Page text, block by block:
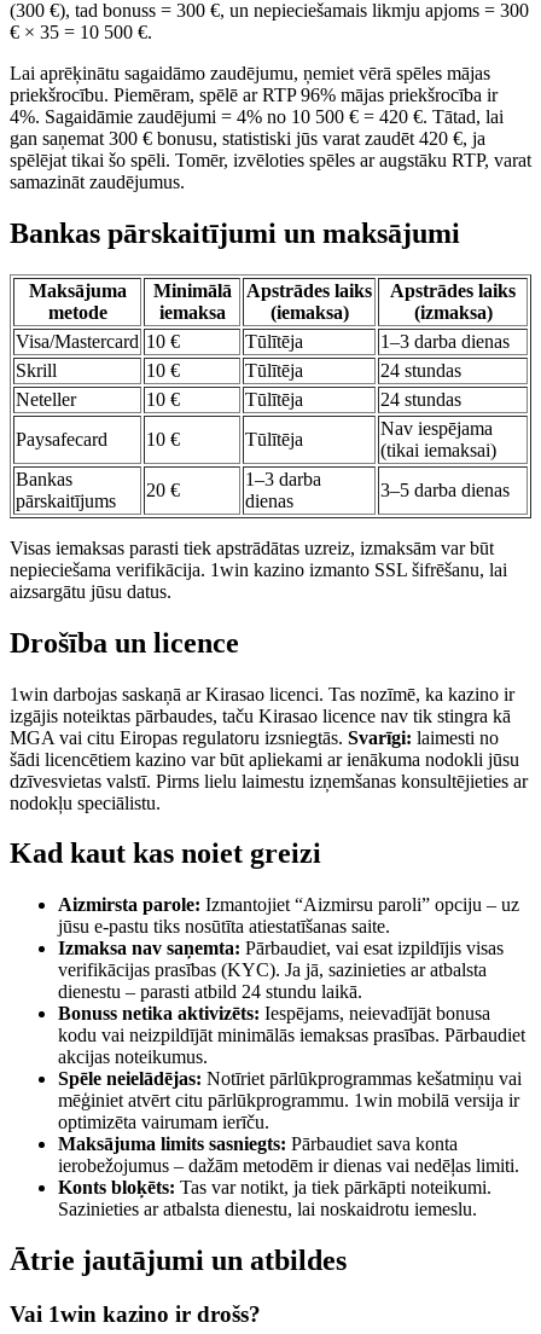
(300 €), tad bonuss = 300 €, un nepieciešamais likmju apjoms = 300
€ × 35 = 10 500 €.
Lai aprēķinātu sagaidāmo zaudējumu, ņemiet vērā spēles mājas
priekšrocību. Piemēram, spēlē ar RTP 96% mājas priekšrocība ir
4%. Sagaidāmie zaudējumi = 4% no 10 500 € = 420 €. Tātad, lai
gan saņemat 300 € bonusu, statistiski jūs varat zaudēt 420 €, ja
spēlējat tikai šo spēli. Tomēr, izvēloties spēles ar augstāku RTP, varat
samazināt zaudējumus.
Bankas pārskaitījumi un maksājumi
Maksājuma
metode
Minimālā
iemaksa
Apstrādes laiks
(iemaksa)
Apstrādes laiks
(izmaksa)
Visa/Mastercard 10 € Tūlītēja
1–3 darba dienas
Skrill
10 € Tūlītēja
24 stundas
Neteller
10 € Tūlītēja
24 stundas
Paysafecard
10 € Tūlītēja
Nav iespējama
(tikai iemaksai)
Bankas
pārskaitījums
20 €
1–3 darba
dienas
3–5 darba dienas
Visas iemaksas parasti tiek apstrādātas uzreiz, izmaksām var būt
nepieciešama verifikācija. 1win kazino izmanto SSL šifrēšanu, lai
aizsargātu jūsu datus.
Drošība un licence
1win darbojas saskaņā ar Kirasao licenci. Tas nozīmē, ka kazino ir
izgājis noteiktas pārbaudes, taču Kirasao licence nav tik stingra kā
MGA vai citu Eiropas regulatoru izsniegtās. Svarīgi: laimesti no
šādi licencētiem kazino var būt apliekami ar ienākuma nodokli jūsu
dzīvesvietas valstī. Pirms lielu laimestu izņemšanas konsultējieties ar
nodokļu speciālistu.
Kad kaut kas noiet greizi
Aizmirsta parole: Izmantojiet “Aizmirsu paroli” opciju – uz
jūsu e-pastu tiks nosūtīta atiestatīšanas saite.
Izmaksa nav saņemta: Pārbaudiet, vai esat izpildījis visas
verifikācijas prasības (KYC). Ja jā, sazinieties ar atbalsta
dienestu – parasti atbild 24 stundu laikā.
Bonuss netika aktivizēts: Iespējams, neievadījāt bonusa
kodu vai neizpildījāt minimālās iemaksas prasības. Pārbaudiet
akcijas noteikumus.
Spēle neielādējas: Notīriet pārlūkprogrammas kešatmiņu vai
mēģiniet atvērt citu pārlūkprogrammu. 1win mobilā versija ir
optimizēta vairumam ierīču.
Maksājuma limits sasniegts: Pārbaudiet sava konta
ierobežojumus – dažām metodēm ir dienas vai nedēļas limiti.
Konts bloķēts: Tas var notikt, ja tiek pārkāpti noteikumi.
Sazinieties ar atbalsta dienestu, lai noskaidrotu iemeslu.
Ātrie jautājumi un atbildes
Vai 1win kazino ir drošs?